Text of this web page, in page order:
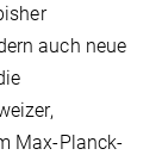
auch neue
Max-Planck-